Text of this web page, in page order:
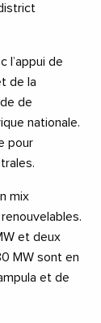
l’appui de
de la
de
nationale.
pour
mix
et deux
MW sont en
et de